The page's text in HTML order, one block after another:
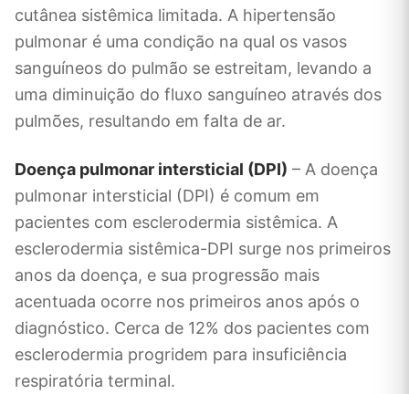
cutânea sistêmica limitada. A hipertensão
pulmonar é uma condição na qual os vasos
sanguíneos do pulmão se estreitam, levando a
uma diminuição do fluxo sanguíneo através dos
pulmões, resultando em falta de ar.
Doença pulmonar intersticial (DPI) – A doença
pulmonar intersticial (DPI) é comum em
pacientes com esclerodermia sistêmica. A
esclerodermia sistêmica-DPI surge nos primeiros
anos da doença, e sua progressão mais
acentuada ocorre nos primeiros anos após o
diagnóstico. Cerca de 12% dos pacientes com
esclerodermia progridem para insuficiência
respiratória terminal.